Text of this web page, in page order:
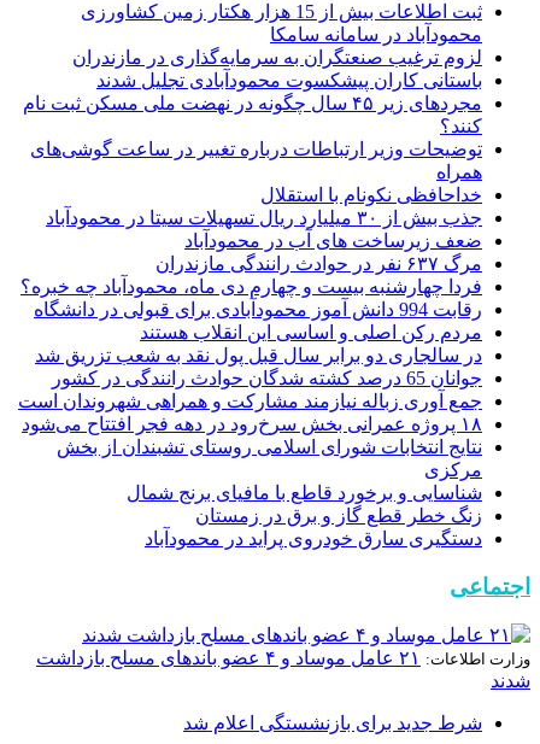
ثبت اطلاعات بیش از 15 هزار هکتار زمین کشاورزی
محمودآباد در سامانه سامکا
لزوم ترغیب صنعتگران به سرمایه‌گذاری در مازندران
باستانی کاران پیشکسوت محمودآبادی تجلیل شدند
مجردهای زیر ۴۵ سال چگونه در نهضت ملی مسکن ثبت نام
کنند؟
توضیحات وزیر ارتباطات درباره تغییر در ساعت گوشی‌های
همراه
خداحافظی نکونام با استقلال
جذب بیش از ۳۰ میلیارد ریال تسهیلات سیتا در محمودآباد
ضعف زیرساخت های آب در محمودآباد
مرگ ۶۳۷ نفر در حوادث رانندگی مازندران
فردا چهارشنبه بیست و چهارم دی ماه، محمودآباد چه خبره؟
رقابت 994 دانش آموز محمودآبادی برای قبولی در دانشگاه
مردم رکن اصلی و اساسی این انقلاب هستند
در سالجاری دو برابر سال قبل پول نقد به شعب تزریق شد
جوانان 65 درصد کشته شدگان حوادث رانندگی در کشور
جمع آوری زباله نیازمند مشارکت و همراهی شهروندان است
۱۸ پروژه عمرانی بخش سرخ‌رود در دهه فجر افتتاح می‌شود
نتایج انتخابات شورای اسلامی روستای تشبندان از بخش
مرکزی
شناسایی و برخورد قاطع با مافیای برنج شمال
زنگ خطر قطع گاز و برق در زمستان
دستگیری سارق خودروی پراید در محمودآباد
اجتماعی
وزارت اطلاعات:
۲۱ عامل موساد و ۴ عضو باند‌های مسلح بازداشت
شدند
شرط جدید برای بازنشستگی اعلام شد